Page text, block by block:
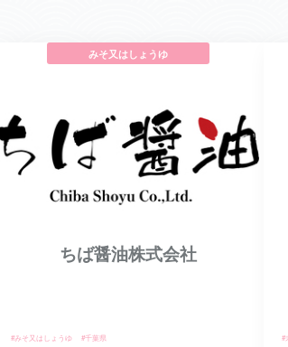
みそ又はしょうゆ
ちば醤油株式会社
#みそ又はしょうゆ #千葉県 #